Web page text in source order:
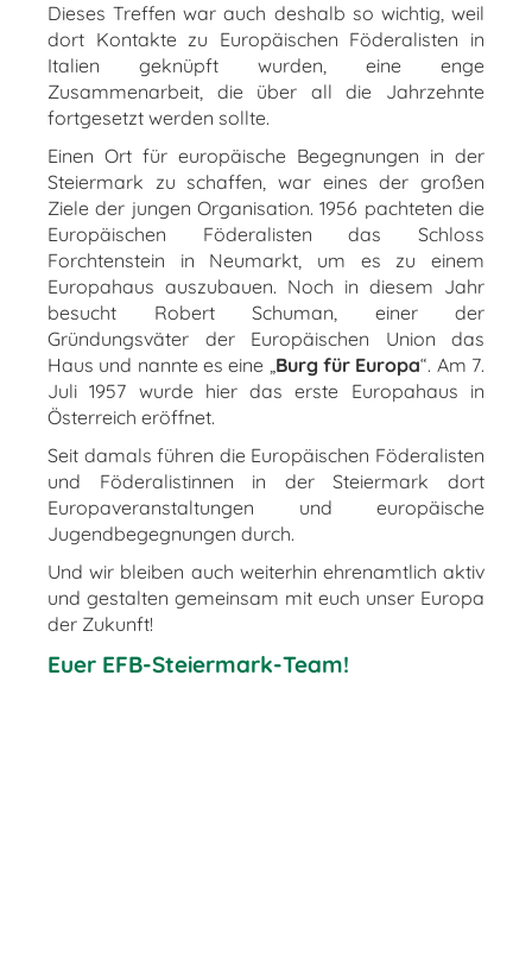
Dieses Treffen war auch deshalb so wichtig, weil
dort Kontakte zu Europäischen Föderalisten in
Italien geknüpft wurden, eine enge
Zusammenarbeit, die über all die Jahrzehnte
fortgesetzt werden sollte.
Einen Ort für europäische Begegnungen in der
Steiermark zu schaffen, war eines der großen
Ziele der jungen Organisation. 1956 pachteten die
Europäischen Föderalisten das Schloss
Forchtenstein in Neumarkt, um es zu einem
Europahaus auszubauen. Noch in diesem Jahr
besucht Robert Schuman, einer der
Gründungsväter der Europäischen Union das
Haus und nannte es eine „Burg für Europa“. Am 7.
Juli 1957 wurde hier das erste Europahaus in
Österreich eröffnet.
Seit damals führen die Europäischen Föderalisten
und Föderalistinnen in der Steiermark dort
Europaveranstaltungen und europäische
Jugendbegegnungen durch.
Und wir bleiben auch weiterhin ehrenamtlich aktiv
und gestalten gemeinsam mit euch unser Europa
der Zukunft!
Euer EFB-Steiermark-Team!